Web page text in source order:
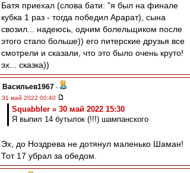
Батя приехал (слова бати: "я был на финале
кубка 1 раз - тогда победил Арарат), сына
свозил... надеюсь, одним болельщиком после
этого стало больше)) его питерские друзья все
смотрели и сказали, что это было очень круто!
эх... сказка))
Васильев1967 -
31 май 2022 00:40
Squabbler » 30 май 2022 15:30
Я выпил 14 бутылок (!!!) шампанского
Эх, до Ноздрева не дотянул маленько Шаман!
Тот 17 убрал за обедом.